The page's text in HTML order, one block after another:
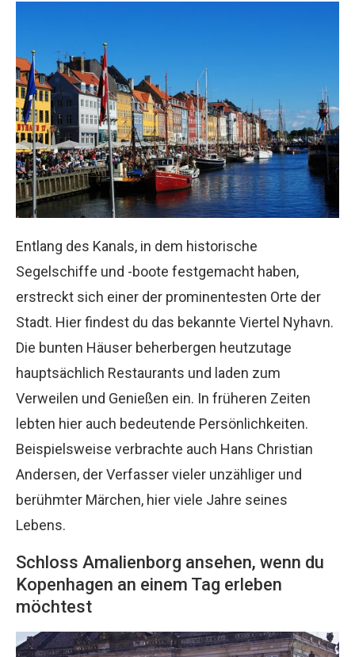
Entlang des Kanals, in dem historische
Segelschiffe und -boote festgemacht haben,
erstreckt sich einer der prominentesten Orte der
Stadt. Hier findest du das bekannte Viertel Nyhavn.
Die bunten Häuser beherbergen heutzutage
hauptsächlich Restaurants und laden zum
Verweilen und Genießen ein. In früheren Zeiten
lebten hier auch bedeutende Persönlichkeiten.
Beispielsweise verbrachte auch Hans Christian
Andersen, der Verfasser vieler unzähliger und
berühmter Märchen, hier viele Jahre seines
Lebens.
Schloss Amalienborg ansehen, wenn du
Kopenhagen an einem Tag erleben
möchtest